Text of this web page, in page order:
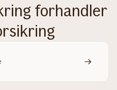
forhandler